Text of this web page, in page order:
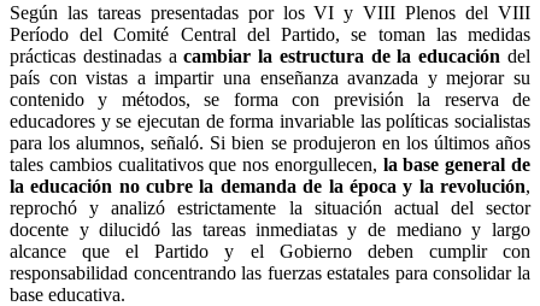
Según las tareas presentadas por los VI y VIII Plenos del VIII
Período del Comité Central del Partido, se toman las medidas
prácticas destinadas acambiar la estructura de la educación del
país con vistas a impartir una enseñanza avanzada y mejorar su
contenido y métodos, se forma con previsión la reserva de
educadores y se ejecutan de forma invariable las políticas socialistas
para los alumnos, señaló. Si bien se produjeron en los últimos años
tales cambios cualitativos que nos enorgullecen, la base general de
la educación no cubre la demanda de la época y la revolución,
reprochó y analizó estrictamente la situación actual del sector
docente y dilucidó las tareas inmediatas y de mediano y largo
alcance que el Partido y el Gobierno deben cumplir con
responsabilidad concentrando las fuerzas estatales para consolidar la
base educativa.